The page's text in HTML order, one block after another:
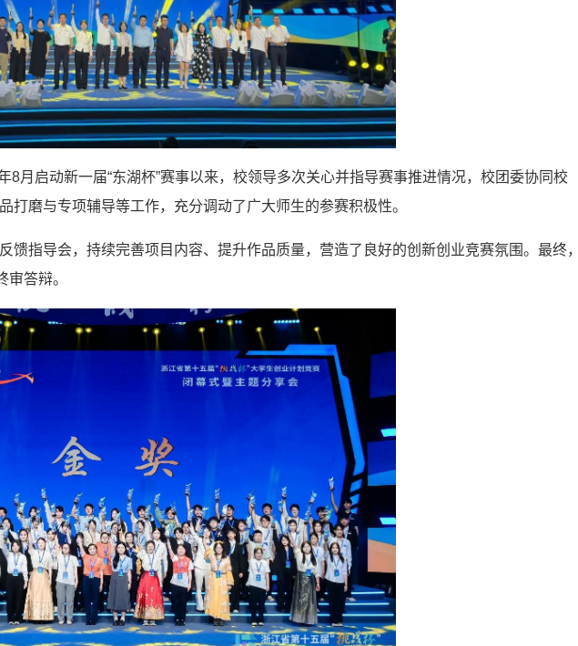
8月启动新一届“东湖杯”赛事以来，校领导多次关心并指导赛事推进情况，校团委协同校
磨与专项辅导等工作，充分调动了广大师生的参赛积极性。
馈指导会，持续完善项目内容、提升作品质量，营造了良好的创新创业竞赛氛围。最终
答辩。